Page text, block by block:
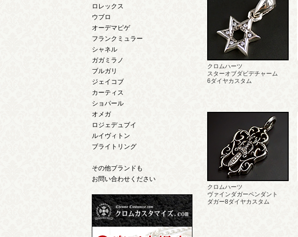
ロレックス
ウブロ
オーデマピゲ
フランクミュラー
シャネル
ガガミラノ
ブルガリ
ジェイコブ
カーティス
ショパール
オメガ
ロジェデュブイ
ルイヴィトン
ブライトリング
その他ブランドも
お問い合わせください
クロムハーツ
スターオブダビデチャーム
6ダイヤカスタム
クロムハーツ
ヴァインダガーペンダント
ダガー8ダイヤカスタム